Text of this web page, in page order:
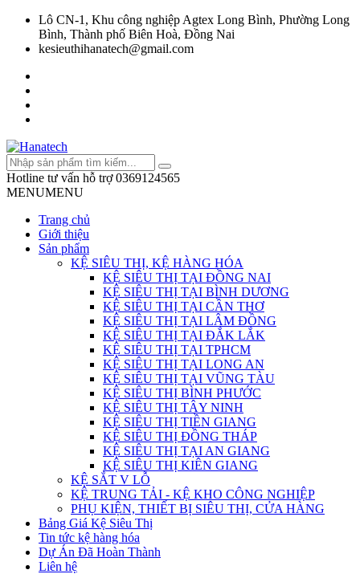
Lô CN-1, Khu công nghiệp Agtex Long Bình, Phường Long
Bình, Thành phố Biên Hoà, Đồng Nai
kesieuthihanatech@gmail.com
Hotline tư vấn hỗ trợ 0369124565
MENUMENU
Trang chủ
Giới thiệu
Sản phẩm
KỆ SIÊU THỊ, KỆ HÀNG HÓA
KỆ SIÊU THỊ TẠI ĐỒNG NAI
KỆ SIÊU THỊ TẠI BÌNH DƯƠNG
KỆ SIÊU THỊ TẠI CẦN THƠ
KỆ SIÊU THỊ TẠI LÂM ĐỒNG
KỆ SIÊU THỊ TẠI ĐẮK LẮK
KỆ SIÊU THỊ TẠI TPHCM
KỆ SIÊU THỊ TẠI LONG AN
KỆ SIÊU THỊ TẠI VŨNG TÀU
KỆ SIÊU THỊ BÌNH PHƯỚC
KỆ SIÊU THỊ TÂY NINH
KỆ SIÊU THỊ TIỀN GIANG
KỆ SIÊU THỊ ĐỒNG THÁP
KỆ SIÊU THỊ TẠI AN GIANG
KỆ SIÊU THỊ KIÊN GIANG
KỆ SẮT V LỖ
KỆ TRUNG TẢI - KỆ KHO CÔNG NGHIỆP
PHỤ KIỆN, THIẾT BỊ SIÊU THỊ, CỬA HÀNG
Bảng Giá Kệ Siêu Thị
Tin tức kệ hàng hóa
Dự Án Đã Hoàn Thành
Liên hệ